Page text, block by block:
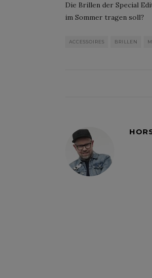
Die Brillen der Special
im Sommer tragen soll?
ACCESSOIRES BRILLEN